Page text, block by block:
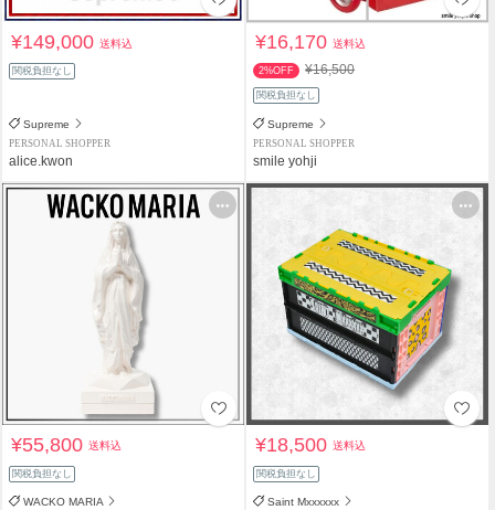
¥149,000送料込
関税負担なし
Supreme
PERSONAL SHOPPER
alice.kwon
¥16,170送料込
2%OFF ¥16,500
関税負担なし
Supreme
PERSONAL SHOPPER
smile yohji
¥55,800送料込
関税負担なし
WACKO MARIA
¥18,500送料込
関税負担なし
Saint Mxxxxxx